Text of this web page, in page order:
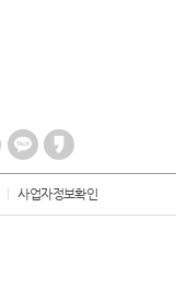
사업자정보확인